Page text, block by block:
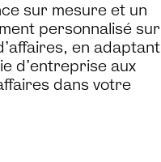
sur mesure et un
personnalisé sur
en adaptant
d’entreprise aux
dans votre